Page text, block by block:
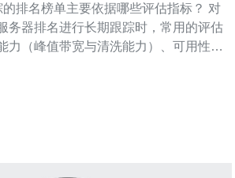
排名榜单主要依据哪些评估指标？ 对
务器排名进行长期跟踪时，常用的评估
力（峰值带宽与清洗能力）、可用性
布与弹性扩展）、客户口碑与售后响应